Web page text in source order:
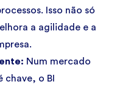
Isso não só
a agilidade e a
Num mercado
o BI